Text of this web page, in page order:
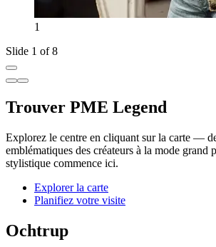
1
Slide 1 of 8
Trouver PME Legend
Explorez le centre en cliquant sur la carte —
emblématiques des créateurs à la mode grand
stylistique commence ici.
Explorer la carte
Planifiez votre visite
Ochtrup